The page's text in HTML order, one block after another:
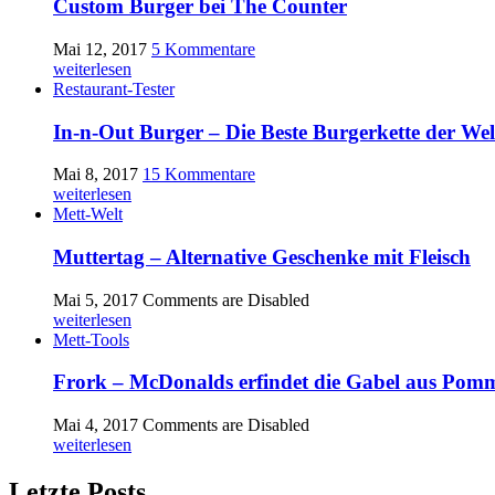
Custom Burger bei The Counter
Mai 12, 2017 5 Kommentare
weiterlesen
Restaurant-Tester
In-n-Out Burger – Die Beste Burgerkette der
Mai 8, 2017 15 Kommentare
weiterlesen
Mett-Welt
Muttertag – Alternative Geschenke mit Fleisch
Mai 5, 2017 Comments are Disabled
weiterlesen
Mett-Tools
Frork – McDonalds erfindet die Gabel aus
Mai 4, 2017 Comments are Disabled
weiterlesen